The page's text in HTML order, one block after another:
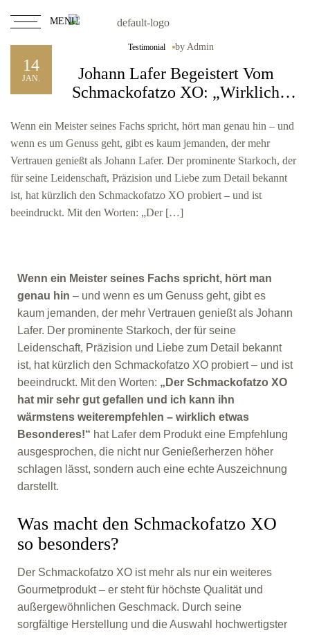
MENU
14
JAN.
Testimonial by Admin
Johann Lafer Begeistert Vom
Schmackofatzo XO: „Wirklich
Wenn ein Meister seines Fachs spricht, hört man genau hin – und
wenn es um Genuss geht, gibt es kaum jemanden, der mehr
Vertrauen genießt als Johann Lafer. Der prominente Starkoch, der
für seine Leidenschaft, Präzision und Liebe zum Detail bekannt
ist, hat kürzlich den Schmackofatzo XO probiert – und ist
beeindruckt. Mit den Worten: „Der […]
Wenn ein Meister seines Fachs spricht, hört man
genau hin – und wenn es um Genuss geht, gibt es
kaum jemanden, der mehr Vertrauen genießt als Johann
Lafer. Der prominente Starkoch, der für seine
Leidenschaft, Präzision und Liebe zum Detail bekannt
ist, hat kürzlich den Schmackofatzo XO probiert – und ist
beeindruckt. Mit den Worten: „Der Schmackofatzo XO
hat mir sehr gut gefallen und ich kann ihn
wärmstens weiterempfehlen – wirklich etwas
Besonderes!“ hat Lafer dem Produkt eine Empfehlung
ausgesprochen, die nicht nur Genießerherzen höher
schlagen lässt, sondern auch eine echte Auszeichnung
darstellt.
Was macht den Schmackofatzo XO
so besonders?
Der Schmackofatzo XO ist mehr als nur ein weiteres
Gourmetprodukt – er steht für höchste Qualität und
außergewöhnlichen Geschmack. Durch seine
sorgfältige Herstellung und die Auswahl hochwertigster